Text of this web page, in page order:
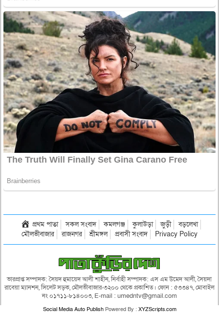
প্রথম পাতা সকল সংবাদ কমলগঞ্জ কুলাউড়া জুড়ী
বড়লেখা
মৌলভীবাজার
রাজনগর শ্রীমঙ্গল প্রবাসী সংবাদ Privacy Policy
ভারপ্রাপ্ত সম্পাদক: সৈয়দ হুমায়েদ আলী শাহীন, নির্বাহী সম্পাদক: এস এম উমেদ আলী, সৈয়দা
রাবেয়া ম্যানশন, সিলেট সড়ক, মৌলভীবাজার-৩২০০ থেকে প্রকাশিত। ফোন : ৫৩৩৪৭, মোবাইল
নং ০১৭১১-৮১৪০০৩, E-mail : umedntv@gmail.com
Social Media Auto PublishPowered By : XYZScripts.com